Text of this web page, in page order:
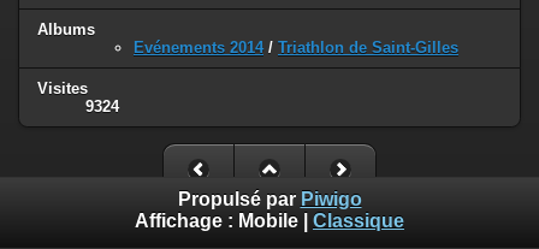
Albums
Evénements 2014/ Triathlon de Saint-Gilles
Visites
9324
Propulsé par Piwigo
Affichage : Mobile Classique